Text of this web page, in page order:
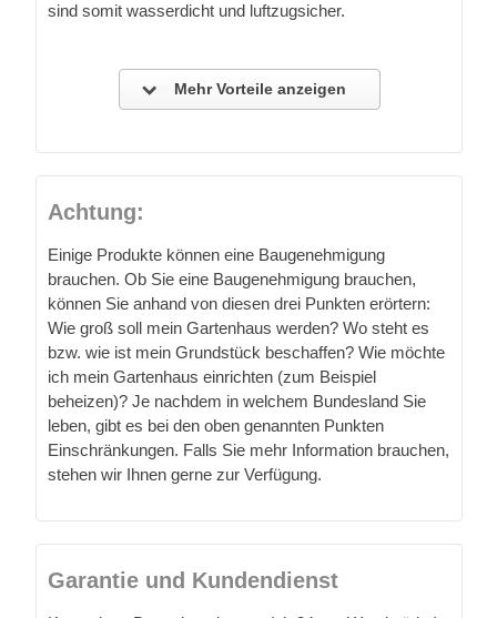
sind somit wasserdicht und luftzugsicher.
Mehr Vorteile anzeigen
Achtung:
Einige Produkte können eine Baugenehmigung
brauchen. Ob Sie eine Baugenehmigung brauchen,
können Sie anhand von diesen drei Punkten erörtern:
Wie groß soll mein Gartenhaus werden? Wo steht es
bzw. wie ist mein Grundstück beschaffen? Wie möchte
ich mein Gartenhaus einrichten (zum Beispiel
beheizen)? Je nachdem in welchem Bundesland Sie
leben, gibt es bei den oben genannten Punkten
Einschränkungen. Falls Sie mehr Information brauchen,
stehen wir Ihnen gerne zur Verfügung.
Garantie und Kundendienst